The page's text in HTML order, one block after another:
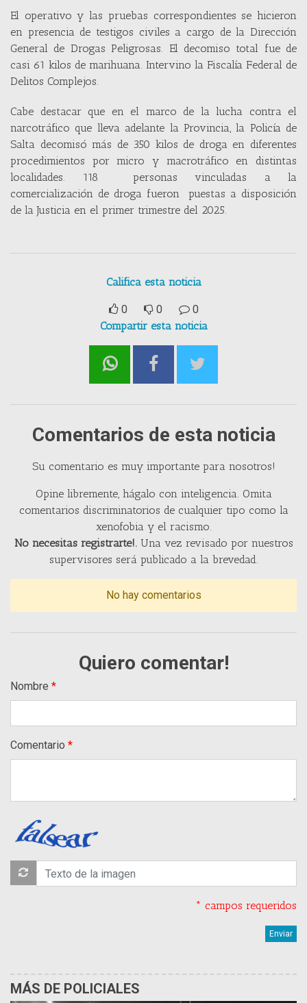
El operativo y las pruebas correspondientes se hicieron
en presencia de testigos civiles a cargo de la Dirección
General de Drogas Peligrosas. El decomiso total fue de
casi 61 kilos de marihuana. Intervino la Fiscalía Federal de
Delitos Complejos.
Cabe destacar que en el marco de la lucha contra el
narcotráfico que lleva adelante la Provincia, la Policía de
Salta decomisó más de 350 kilos de droga en diferentes
procedimientos por micro y macrotráfico en distintas
localidades. 118 personas vinculadas a la
comercialización de droga fueron puestas a disposición
de la Justicia en el primer trimestre del 2025.
Califica esta noticia
0 0
0
Compartir esta noticia
Comentarios de esta noticia
Su comentario es muy importante para nosotros!
Opine libremente, hágalo con inteligencia. Omita
comentarios discriminatorios de cualquier tipo como la
xenofobia y el racismo.
No necesitas registrarte!.Una vez revisado por nuestros
supervisores será publicado a la brevedad.
No hay comentarios
Quiero comentar!
Nombre
Comentario
* campos requeridos
MÁS DE POLICIALES